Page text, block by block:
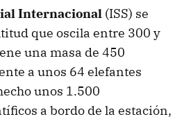
Internacional (ISS) se
que oscila entre 300 y
una masa de 450
a unos 64 elefantes
unos 1.500
a bordo de la estación,